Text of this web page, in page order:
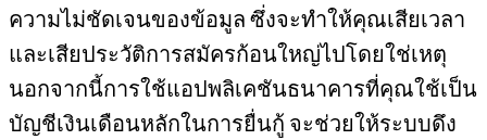
ความไม่ชัดเจนของข้อมูล ซึ่งจะทำให้คุณเสียเวลา
และเสียประวัติการสมัครก้อนใหญ่ไปโดยใช่เหตุ
นอกจากนี้การใช้แอปพลิเคชันธนาคารที่คุณใช้เป็น
บัญชีเงินเดือนหลักในการยื่นกู้ จะช่วยให้ระบบดึง